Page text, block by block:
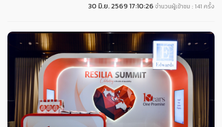
30 มิ.ย. 2569 17:10:26 จำนวนผู้เข้าชม : 141 ครั้ง